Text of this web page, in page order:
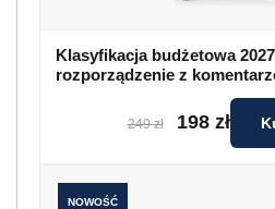
Klasyfikacja budżetowa
rozporządzenie z
249 zł 198 zł
NOWOŚĆ